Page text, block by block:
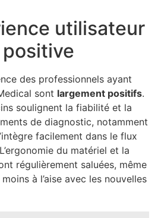
utilisateur
des professionnels ayant
sont largement positifs.
soulignent la fiabilité et la
de diagnostic, notamment
facilement dans le flux
du matériel et la
régulièrement saluées, même
à l’aise avec les nouvelles